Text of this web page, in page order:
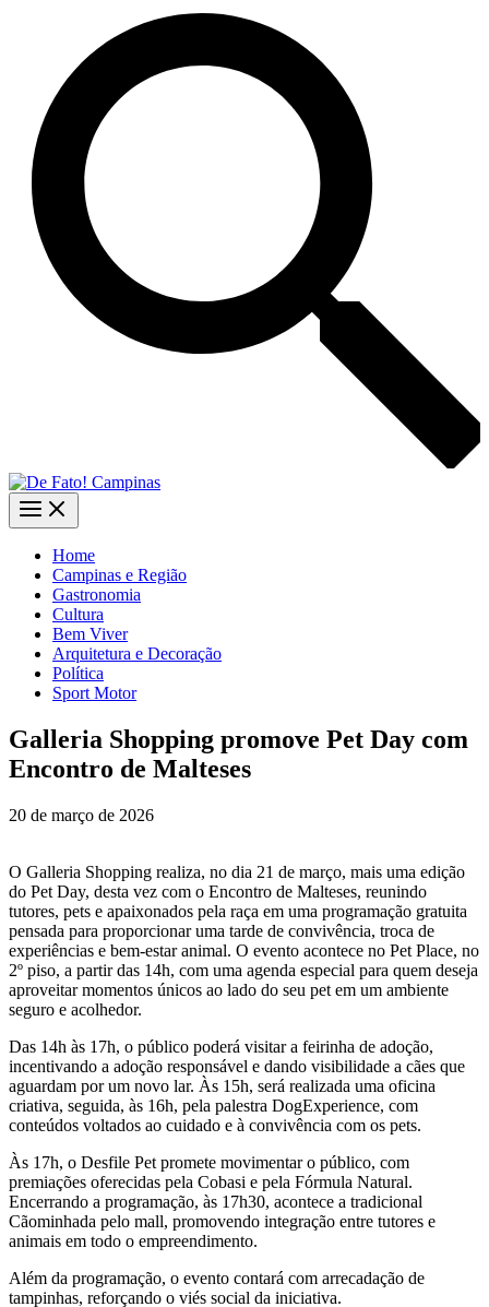
Home
Campinas e Região
Gastronomia
Cultura
Bem Viver
Arquitetura e Decoração
Política
Sport Motor
Galleria Shopping promove Pet Day com
Encontro de Malteses
20 de março de 2026
O Galleria Shopping realiza, no dia 21 de março, mais uma edição
do Pet Day, desta vez com o Encontro de Malteses, reunindo
tutores, pets e apaixonados pela raça em uma programação gratuita
pensada para proporcionar uma tarde de convivência, troca de
experiências e bem-estar animal. O evento acontece no Pet Place, no
2º piso, a partir das 14h, com uma agenda especial para quem deseja
aproveitar momentos únicos ao lado do seu pet em um ambiente
seguro e acolhedor.
Das 14h às 17h, o público poderá visitar a feirinha de adoção,
incentivando a adoção responsável e dando visibilidade a cães que
aguardam por um novo lar. Às 15h, será realizada uma oficina
criativa, seguida, às 16h, pela palestra DogExperience, com
conteúdos voltados ao cuidado e à convivência com os pets.
Às 17h, o Desfile Pet promete movimentar o público, com
premiações oferecidas pela Cobasi e pela Fórmula Natural.
Encerrando a programação, às 17h30, acontece a tradicional
Cãominhada pelo mall, promovendo integração entre tutores e
animais em todo o empreendimento.
Além da programação, o evento contará com arrecadação de
tampinhas, reforçando o viés social da iniciativa.